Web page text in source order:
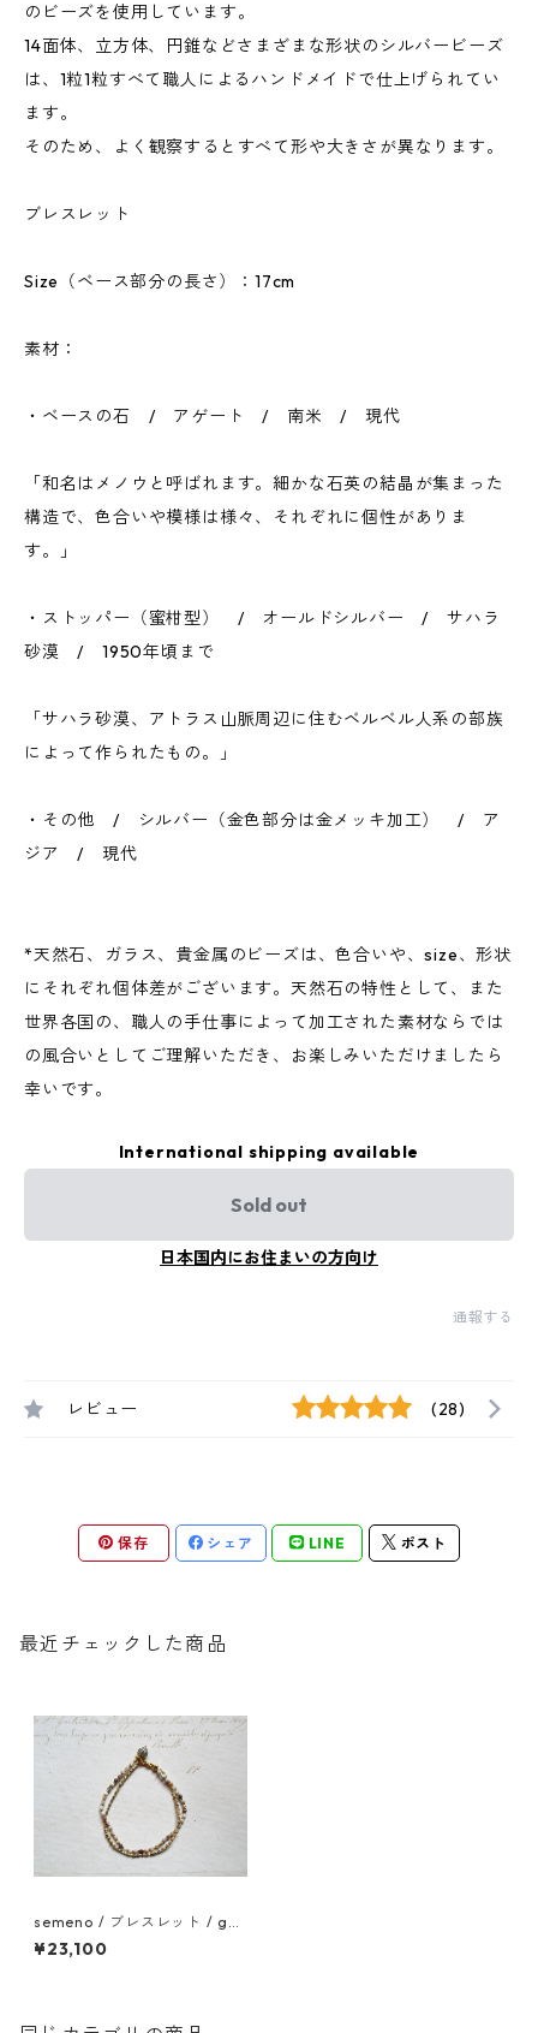
のビーズを使用しています。
14面体、立方体、円錐などさまざまな形状のシルバービーズ
は、1粒1粒すべて職人によるハンドメイドで仕上げられてい
ます。
そのため、よく観察するとすべて形や大きさが異なります。
ブレスレット
Size（ベース部分の長さ）：17cm
素材：
・ベースの石 / アゲート / 南米 / 現代
「和名はメノウと呼ばれます。細かな石英の結晶が集まった
構造で、色合いや模様は様々、それぞれに個性がありま
す。」
・ストッパー（蜜柑型） / オールドシルバー / サハラ
砂漠 / 1950年頃まで
「サハラ砂漠、アトラス山脈周辺に住むベルベル人系の部族
によって作られたもの。」
・その他 / シルバー（金色部分は金メッキ加工） / ア
ジア / 現代
*天然石、ガラス、貴金属のビーズは、色合いや、size、形状
にそれぞれ個体差がございます。天然石の特性として、また
世界各国の、職人の手仕事によって加工された素材ならでは
の風合いとしてご理解いただき、お楽しみいただけましたら
幸いです。
International shipping available
Sold out
日本国内にお住まいの方向け
通報する
レビュー (28)
保存 シェア LINE ポスト
最近チェックした商品
semeno / ブレスレット / gcb
-02 / 25ss
¥23,100